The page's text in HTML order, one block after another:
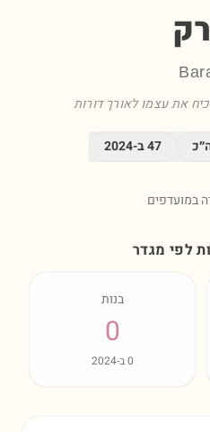
את עצמו לאורך דורות
47ב-2024
במועדפים
לפי מגדר
בנות
0
0ב-2024